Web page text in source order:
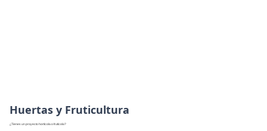
Huertas y Fruticultura
¿Tienes un proyecto hortícola o frutícola?